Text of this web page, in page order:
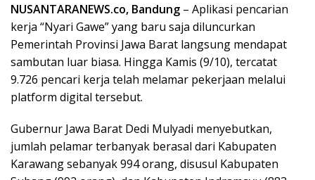
NUSANTARANEWS.co, Bandung – Aplikasi pencarian
kerja “Nyari Gawe” yang baru saja diluncurkan
Pemerintah Provinsi Jawa Barat langsung mendapat
sambutan luar biasa. Hingga Kamis (9/10), tercatat
9.726 pencari kerja telah melamar pekerjaan melalui
platform digital tersebut.
Gubernur Jawa Barat Dedi Mulyadi menyebutkan,
jumlah pelamar terbanyak berasal dari Kabupaten
Karawang sebanyak 994 orang, disusul Kabupaten